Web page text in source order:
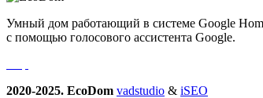
Умный дом работающий в системе Google
с помощью голосового ассистента Google.
2020-2025. EcoDom vadstudio & iSEO